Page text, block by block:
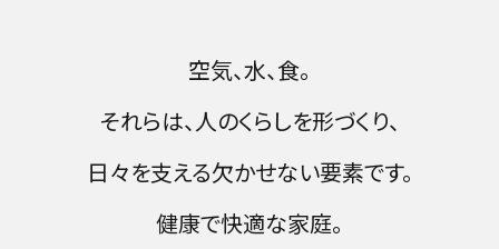
空気、水、食。
それらは、人のくらしを形づくり、
日々を支える欠かせない要素です。
健康で快適な家庭。